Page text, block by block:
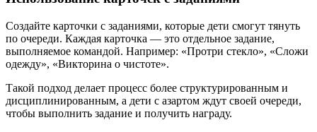
Создайте карточки с заданиями, которые дети смогут тянуть
по очереди. Каждая карточка — это отдельное задание,
выполняемое командой. Например: «Протри стекло», «Сложи
одежду», «Викторина о чистоте».
Такой подход делает процесс более структурированным и
дисциплинированным, а дети с азартом ждут своей очереди,
чтобы выполнить задание и получить награду.